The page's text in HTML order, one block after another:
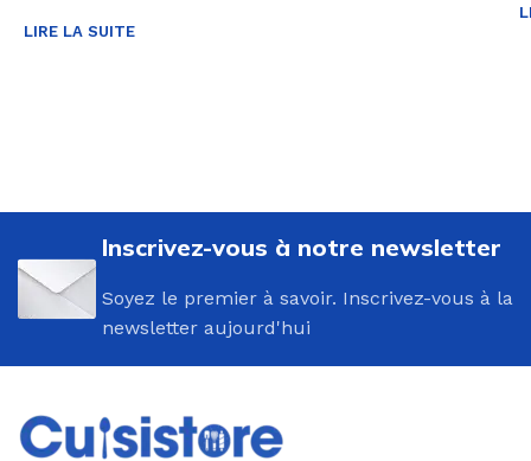
LIRE LA SUITE
Inscrivez-vous à notre newsletter
Soyez le premier à savoir. Inscrivez-vous à la
newsletter aujourd'hui